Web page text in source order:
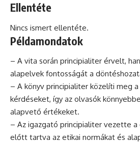
Ellentéte
Nincs ismert ellentéte.
Példamondatok
– A vita során principialiter érvelt,
alapelvek fontosságát a
– A könyv principialiter közelíti meg
kérdéseket, így az olvasók
alapvető értékeket.
– Az igazgató principialiter vezette a
előtt tartva az etikai normákat és